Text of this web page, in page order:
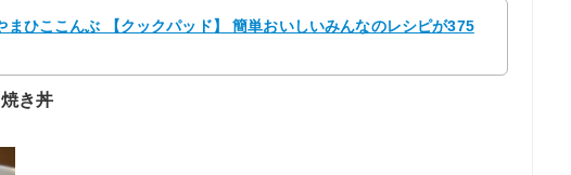
まひここんぶ 【クックパッド】 簡単おいしいみんなのレシピが375
き丼